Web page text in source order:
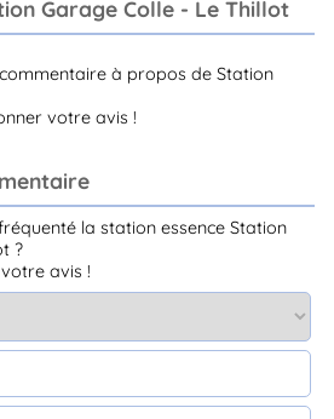
Garage Colle - Le Thillot
à propos de Station
votre avis !
la station essence Station
?
avis !